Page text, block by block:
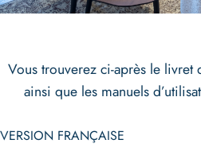
Vous trouverez ci-après le livret
ainsi que les manuels
VERSION FRANÇAISE